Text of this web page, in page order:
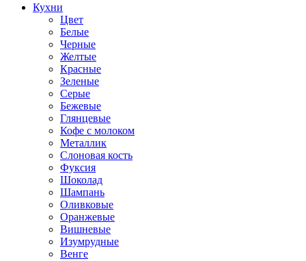
Кухни
Цвет
Белые
Черные
Желтые
Красные
Зеленые
Серые
Бежевые
Глянцевые
Кофе с молоком
Металлик
Слоновая кость
Фуксия
Шоколад
Шампань
Оливковые
Оранжевые
Вишневые
Изумрудные
Венге